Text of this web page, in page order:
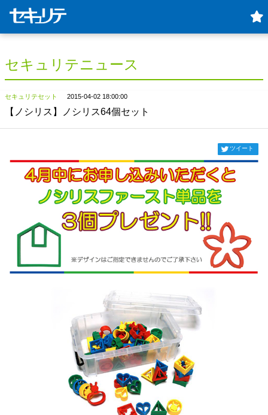
セキュリテニュース
セキュリテセット 2015-04-02 18:00:00
【ノシリス】ノシリス64個セット
ツイート